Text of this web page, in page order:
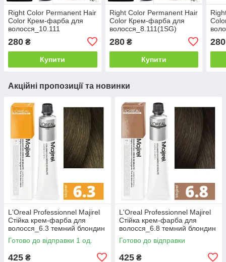
Right Color Permanent Hair
Color Крем-фарба для
волосся_10.111
попелястий 100мл
280 ₴
Купити
Right Color Permanent Hair
Color Крем-фарба для
волосся_8.111(1SG)
280₴
Купити
280
Акційні пропозиції та новинки
L'Oreal Professionnel Majirel
Стійка крем-фарба для
волосся_6.3 темний блондин
золотистий 50мл
Готово до відправки 1 од.
425 ₴
L'Oreal Professionnel Majirel
Стійка крем-фарба для
волосся_6.8 темний блондин
мокка 50мл
Готово до відправки
425 ₴